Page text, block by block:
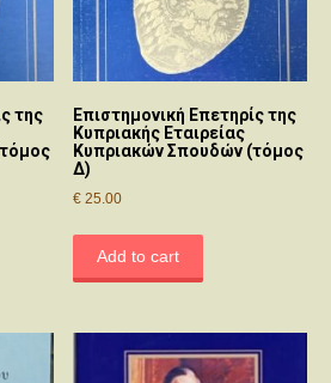
της
Επιστημονική Επετηρίς της
Κυπριακής Εταιρείας
Κυπριακών Σπουδών (τόμος
Δ)
€ 25.00
Add to cart